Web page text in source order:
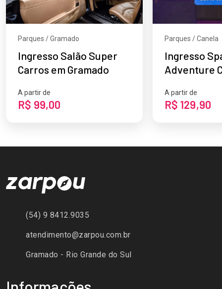
Parques / Gramado
Ingresso Salão Super
Carros em Gramado
A partir de
R$ 99,00
Parques / Canela
Ingresso
Adventure
A partir de
R$ 129,90
(54) 9 8412.9035
atendimento@zarpou.com.br
Gramado - Rio Grande do Sul